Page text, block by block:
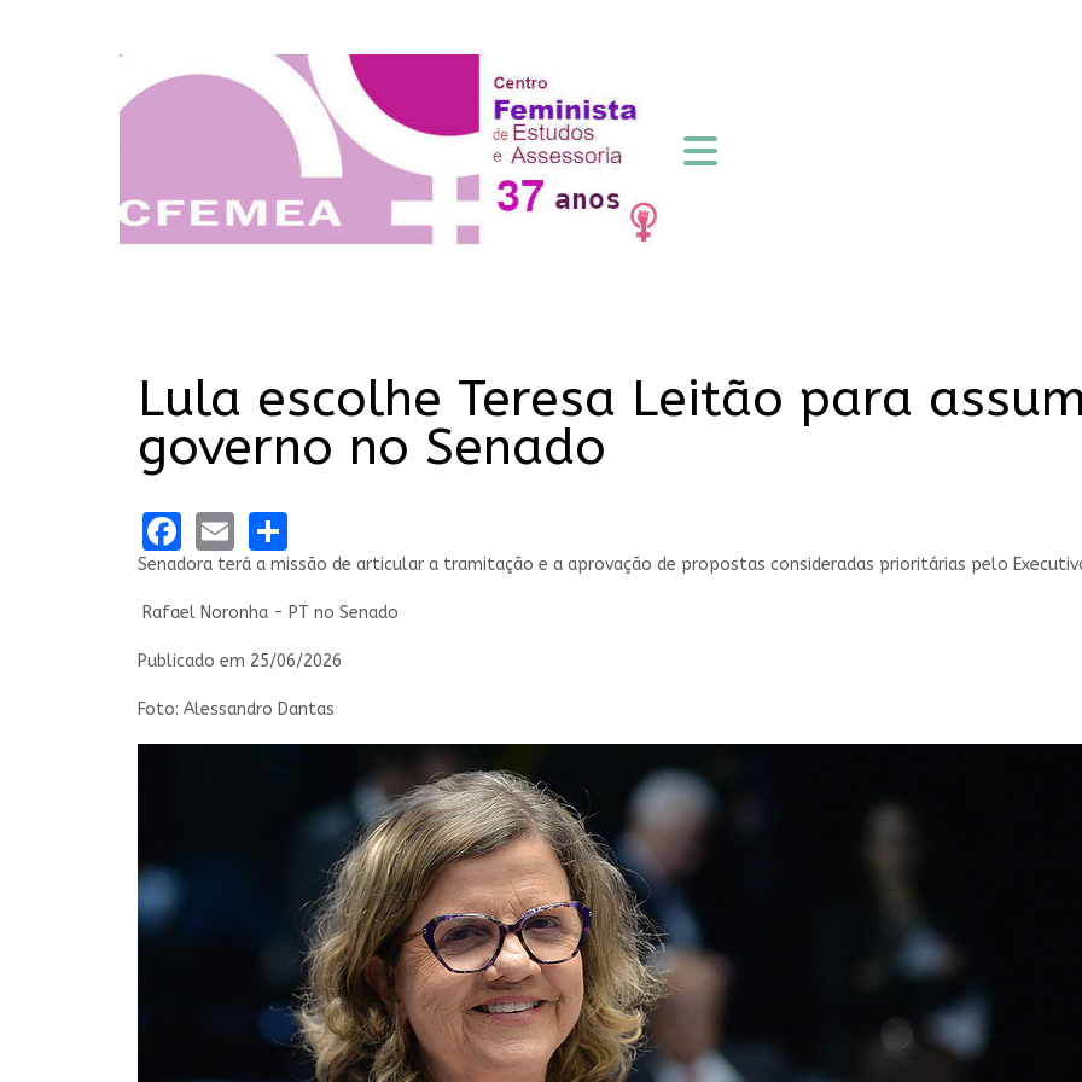
Lula escolhe Teresa Leitão para
governo no Senado
Facebook
Email
Senadora terá a missão de articular a tramitação e a aprovação de propostas consideradas prioritárias pelo
Rafael Noronha - PT no Senado
Publicado em 25/06/2026
Foto: Alessandro Dantas